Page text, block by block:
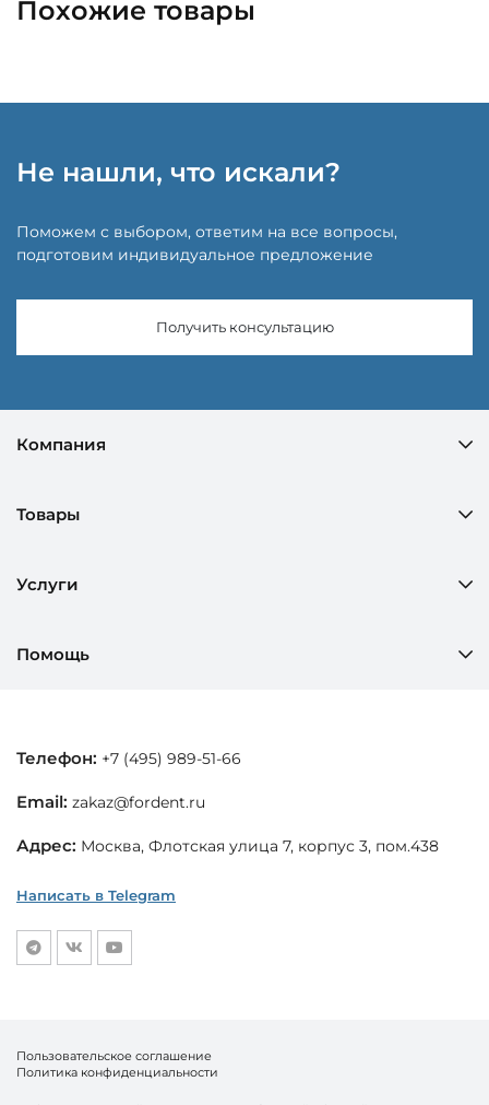
Похожие товары
Не нашли, что искали?
Поможем с выбором, ответим на все вопросы,
подготовим индивидуальное предложение
Получить консультацию
Компания
Товары
Услуги
Помощь
Телефон: +7 (495) 989-51-66
Email: zakaz@fordent.ru
Адрес: Москва, Флотская улица 7, корпус 3, пом.438
Написать в Telegram
Пользовательское соглашение
Политика конфиденциальности